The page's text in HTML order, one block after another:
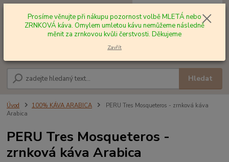
Hledat
+420 602 577 209 za0,00 Kč
Úvod 100% KÁVA ARABICA
PERU Tres Mosqueteros - zrnková káva
Arabica
PERU Tres Mosqueteros -
zrnková káva Arabica
Prosíme věnujte při nákupu pozornost volbě MLETÁ nebo
ZRNKOVÁ káva. Omylem umletou kávu nemůžeme následně
měnit za zrnkovou kvůli čerstvosti. Děkujeme
Zavřít